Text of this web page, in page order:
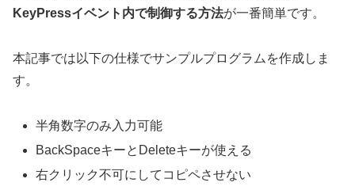
KeyPressイベント内で制御する方法が一番簡単です。
本記事では以下の仕様でサンプルプログラムを作成しま
す。
半角数字のみ入力可能
BackSpaceキーとDeleteキーが使える
右クリック不可にしてコピペさせない